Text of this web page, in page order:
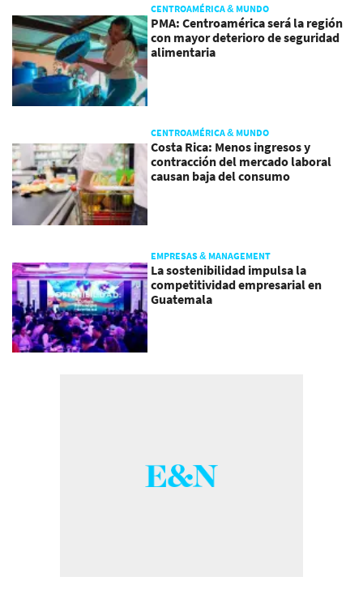
CENTROAMÉRICA & MUNDO
PMA: Centroamérica será la región
con mayor deterioro de seguridad
alimentaria
CENTROAMÉRICA & MUNDO
Costa Rica: Menos ingresos y
contracción del mercado laboral
causan baja del consumo
EMPRESAS & MANAGEMENT
La sostenibilidad impulsa la
competitividad empresarial en
Guatemala